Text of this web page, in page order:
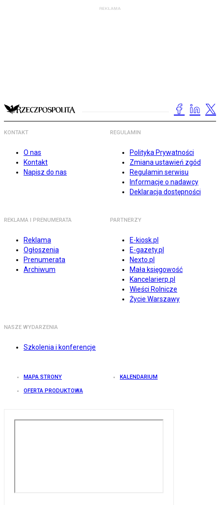
KONTAKT
O nas
Kontakt
Napisz do nas
REGULAMIN
Polityka Prywatności
Zmiana ustawień zgód
Regulamin serwisu
Informacje o nadawcy
Deklaracja dostępności
REKLAMA I PRENUMERATA
Reklama
Ogłoszenia
Prenumerata
Archiwum
PARTNERZY
E-kiosk.pl
E-gazety.pl
Nexto.pl
Mała księgowość
Kancelarierp.pl
Wieści Rolnicze
Życie Warszawy
NASZE WYDARZENIA
Szkolenia i konferencje
MAPA STRONY KALENDARIUM
OFERTA PRODUKTOWA